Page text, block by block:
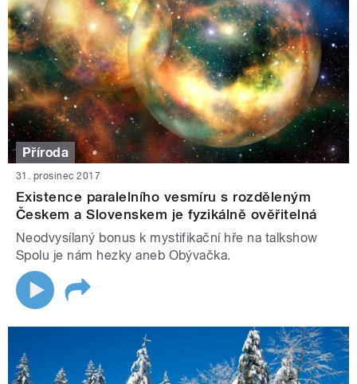
Příroda
31. prosinec 2017
Existence paralelního vesmíru s rozděleným
Českem a Slovenskem je fyzikálně ověřitelná
Neodvysílaný bonus k mystifikační hře na talkshow
Spolu je nám hezky aneb Obývačka.